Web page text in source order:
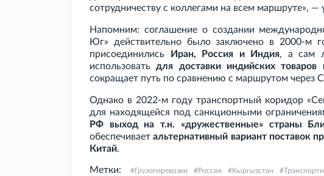
сотрудничеству с коллегами на всем маршруте»,
Напомним: соглашение о создании
Юг» действительно было заключено в 2000-м
присоединились
Иран, Россия и Индия, а сам
использоватьдля доставки индийских товаров
сокращает путь по сравнению с маршрутом через
Однако в 2022-м году транспортный коридор
для находящейся под санкционными
РФ выход на т.н. «дружественные» страны
обеспечиваетальтернативный вариант поставок
Китай.
Метки: Грузоперевозки Россия Кыргызстан